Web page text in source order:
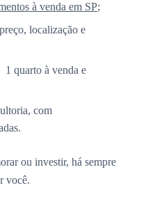
à venda em SP;
localização e
1 quarto à venda e
com
ou investir, há sempre
você.